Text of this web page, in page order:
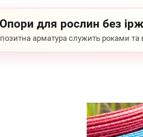
для рослин без
арматура служить роками та